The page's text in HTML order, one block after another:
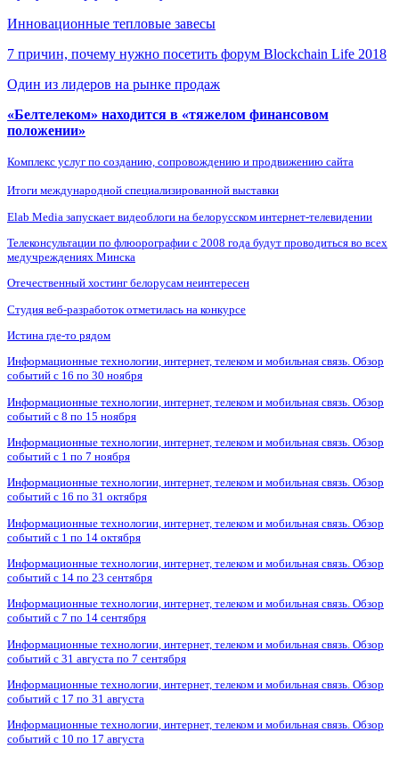
Инновационные тепловые завесы
7 причин, почему нужно посетить форум Blockchain Life 2018
Один из лидеров на рынке продаж
«Белтелеком» находится в «тяжелом финансовом
положении»
Комплекс услуг по созданию, сопровождению и продвижению сайта
Итоги международной специализированной выставки
Elab Media запускает видеоблоги на белорусском интернет-телевидении
Телеконсультации по флюорографии с 2008 года будут проводиться во всех
медучреждениях Минска
Отечественный хостинг белорусам неинтересен
Студия веб-разработок отметилась на конкурсе
Истина где-то рядом
Информационные технологии, интернет, телеком и мобильная связь. Обзор
событий с 16 по 30 ноября
Информационные технологии, интернет, телеком и мобильная связь. Обзор
событий с 8 по 15 ноября
Информационные технологии, интернет, телеком и мобильная связь. Обзор
событий с 1 по 7 ноября
Информационные технологии, интернет, телеком и мобильная связь. Обзор
событий с 16 по 31 октября
Информационные технологии, интернет, телеком и мобильная связь. Обзор
событий с 1 по 14 октября
Информационные технологии, интернет, телеком и мобильная связь. Обзор
событий с 14 по 23 сентября
Информационные технологии, интернет, телеком и мобильная связь. Обзор
событий с 7 по 14 сентября
Информационные технологии, интернет, телеком и мобильная связь. Обзор
событий с 31 августа по 7 сентября
Информационные технологии, интернет, телеком и мобильная связь. Обзор
событий с 17 по 31 августа
Информационные технологии, интернет, телеком и мобильная связь. Обзор
событий с 10 по 17 августа